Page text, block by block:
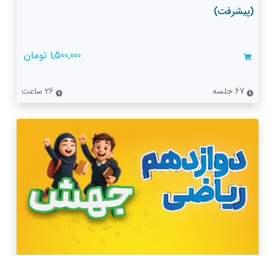
(پیشرفت)
1,500,000 تومان